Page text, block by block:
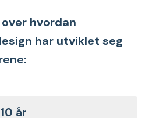
hvordan
har utviklet seg
år